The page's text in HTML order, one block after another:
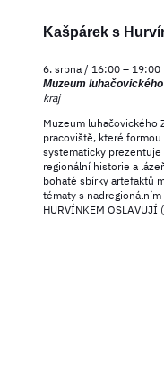
Kašpárek s
6. srpna / 16:00 – 19:00
Muzeum
kraj
Muzeum luhačovického
pracoviště, které
systematicky
regionální historie a
bohaté sbírky artefaktů
tématy s nadregionálním
HURVÍNKEM